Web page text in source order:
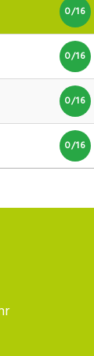
0/16
0/16
0/16
0/16